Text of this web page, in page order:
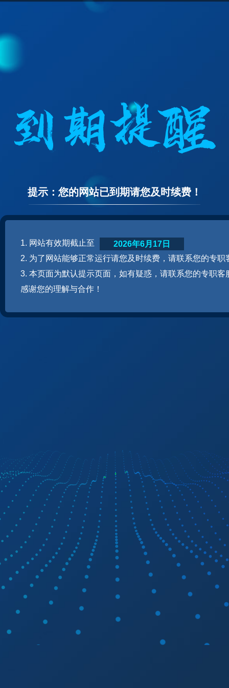
提示：您的网站已到期请您及时续费！
1. 网站有效期截止至
2. 为了网站能够正常运行请您及时续费，请联系您的专职
3. 本页面为默认提示页面，如有疑惑，请联系您的专职客
感谢您的理解与合作！
2026年6月17日